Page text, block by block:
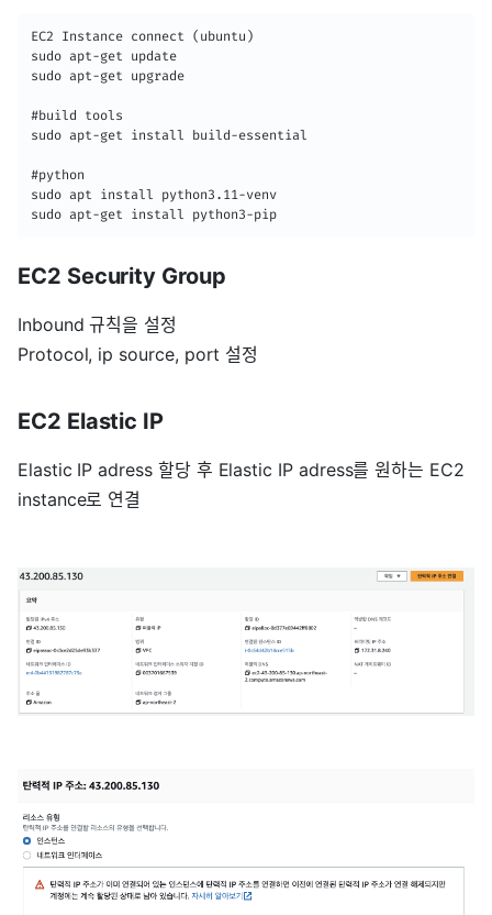
EC2 Instance connect (ubuntu)
sudo apt-get update
sudo apt-get upgrade
#build tools
sudo apt-get install build-essential
#python
sudo apt install python3.11-venv
EC2 Security Group
Inbound 규칙을 설정
Protocol, ip source, port 설정
EC2 Elastic IP
Elastic IP adress 할당 후 Elastic IP adress를 원하는 EC2
instance로 연결